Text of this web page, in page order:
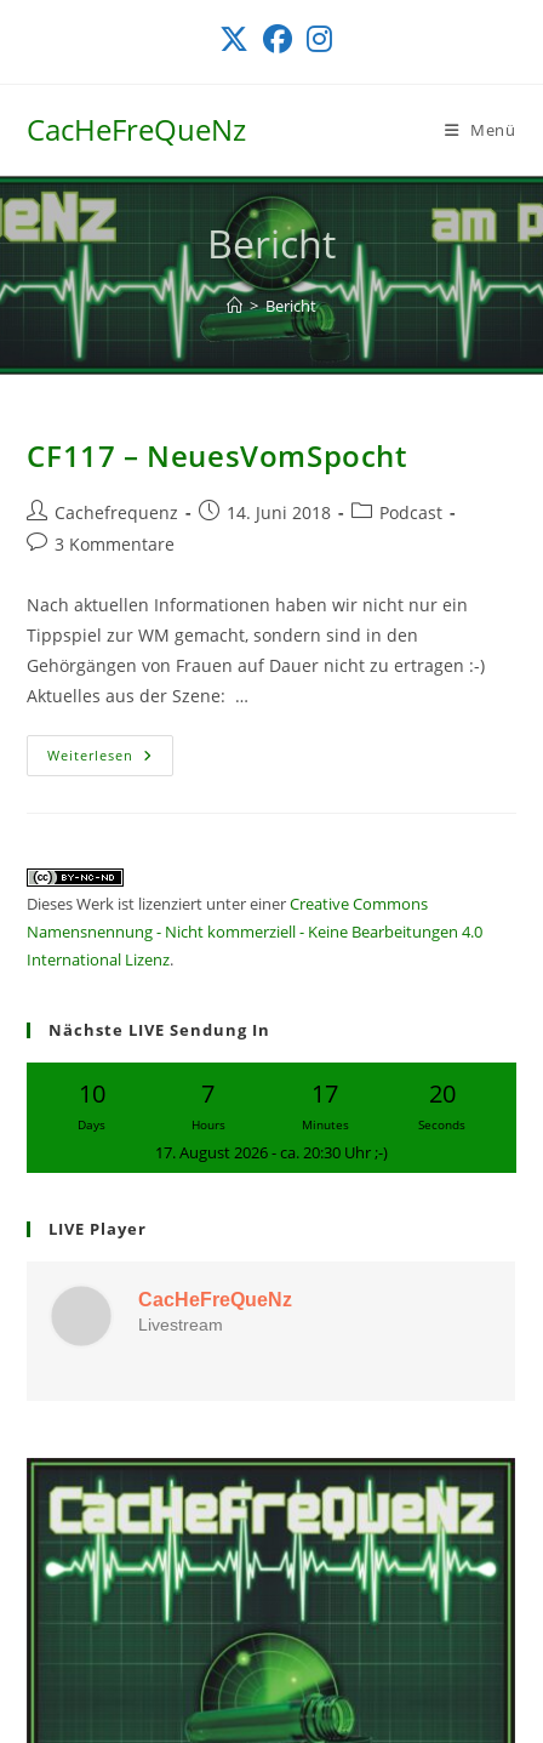
CacHeFreQueNz Menü
Bericht
> Bericht
CF117 – NeuesVomSpocht
Beitrags-
Autor:
Cachefrequenz
Beitrag14. Juni 2018
Beitrags-
Podcast
Beitrags-
3 Kommentare
Nach aktuellen Informationen haben wir nicht nur ein
Tippspiel zur WM gemacht, sondern sind in den
Gehörgängen von Frauen auf Dauer nicht zu ertragen :-)
Aktuelles aus der Szene: …
Weiterlesen CF117
–
Dieses Werk ist lizenziert unter einerCreative Commons
Namensnennung - Nicht kommerziell - Keine Bearbeitungen 4.0
International Lizenz.
Nächste LIVE Sendung In
10
Days
7
Hours
17
Minutes
19
Seconds
17. August 2026 - ca. 20:30 Uhr ;-)
LIVE Player